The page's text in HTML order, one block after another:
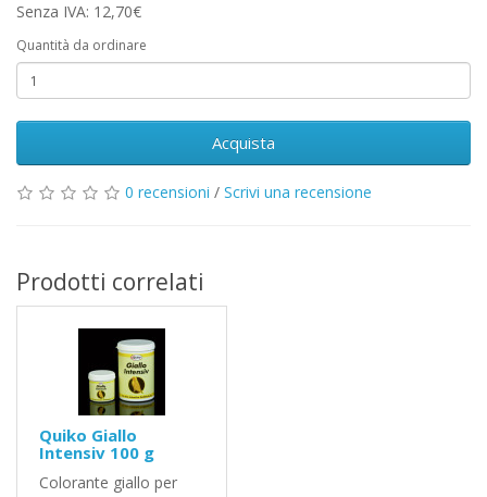
Senza IVA: 12,70€
Quantità da ordinare
Acquista
0 recensioni / Scrivi una recensione
Prodotti correlati
Quiko Giallo
Intensiv 100 g
Colorante giallo per